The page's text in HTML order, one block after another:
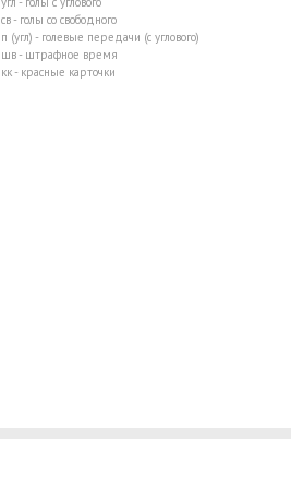
св - голы со свободного
п (угл) - голевые передачи (с углового)
шв - штрафное время
кк - красные карточки